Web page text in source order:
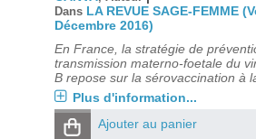
Dans LA REVUE SAGE-FEMME
Décembre 2016)
En France, la stratégie de
transmission materno-foetale du
B repose sur la sérovaccination à
Plus d'information...
Ajouter au panier